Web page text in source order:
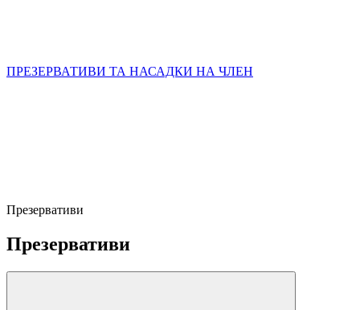
ПРЕЗЕРВАТИВИ ТА НАСАДКИ НА ЧЛЕН
Презервативи
Презервативи